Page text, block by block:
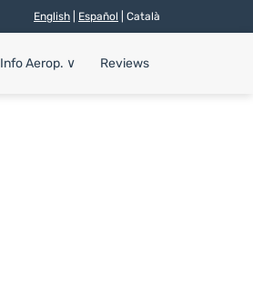
English Español | Català
Info Aerop. ∨ Reviews